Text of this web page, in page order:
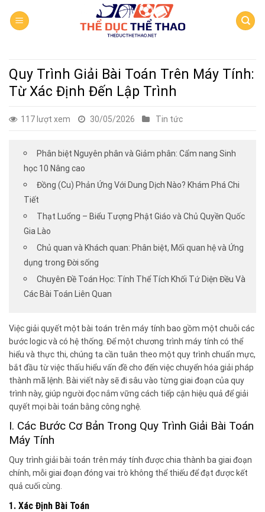
Quy Trình Giải Bài Toán Trên Máy Tính:
Từ Xác Định Đến Lập Trình
117 lượt xem 30/05/2026 Tin tức
Phân biệt Nguyên phân và Giảm phân: Cẩm nang Sinh
học 10 Nâng cao
Đồng (Cu) Phản Ứng Với Dung Dịch Nào? Khám Phá Chi
Tiết
Thạt Luổng – Biểu Tượng Phật Giáo và Chủ Quyền Quốc
Gia Lào
Chủ quan và Khách quan: Phân biệt, Mối quan hệ và Ứng
dụng trong Đời sống
Chuyên Đề Toán Học: Tính Thể Tích Khối Tứ Diện Đều Và
Các Bài Toán Liên Quan
Việc giải quyết một bài toán trên máy tính bao gồm một chuỗi các
bước logic và có hệ thống. Để một chương trình máy tính có thể
hiểu và thực thi, chúng ta cần tuân theo một quy trình chuẩn mực,
bắt đầu từ việc thấu hiểu vấn đề cho đến việc chuyển hóa giải pháp
thành mã lệnh. Bài viết này sẽ đi sâu vào từng giai đoạn của quy
trình này, giúp người đọc nắm vững cách tiếp cận hiệu quả để giải
quyết mọi bài toán bằng công nghệ.
I. Các Bước Cơ Bản Trong Quy Trình Giải Bài Toán
Máy Tính
Quy trình giải bài toán trên máy tính được chia thành ba giai đoạn
chính, mỗi giai đoạn đóng vai trò không thể thiếu để đạt được kết
quả cuối cùng.
1. Xác Định Bài Toán